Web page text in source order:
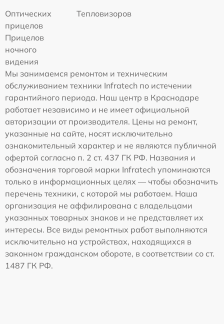
Оптических
прицелов
Тепловизоров
Прицелов
ночного
видения
Мы занимаемся ремонтом и техническим
обслуживанием техники Infratech по истечении
гарантийного периода. Наш центр в Краснодаре
работает независимо и не имеет официальной
авторизации от производителя. Цены на ремонт,
указанные на сайте, носят исключительно
ознакомительный характер и не являются публичной
офертой согласно п. 2 ст. 437 ГК РФ. Названия и
обозначения торговой марки Infratech упоминаются
только в информационных целях — чтобы обозначить
перечень техники, с которой мы работаем. Наша
организация не аффилирована с владельцами
указанных товарных знаков и не представляет их
интересы. Все виды ремонтных работ выполняются
исключительно на устройствах, находящихся в
законном гражданском обороте, в соответствии со ст.
1487 ГК РФ.